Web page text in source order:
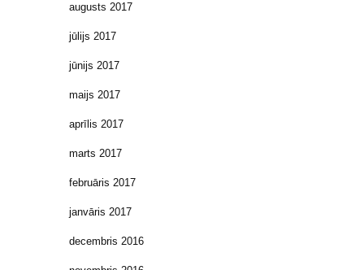
augusts 2017
jūlijs 2017
jūnijs 2017
maijs 2017
aprīlis 2017
marts 2017
februāris 2017
janvāris 2017
decembris 2016